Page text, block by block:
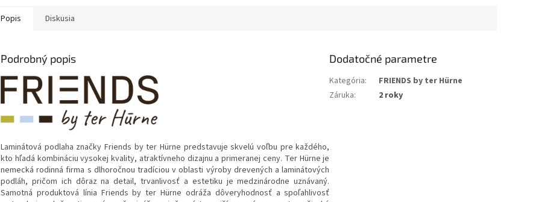
Popis Diskusia
Podrobný popis
Laminátová podlaha značky Friends by ter Hürne predstavuje skvelú voľbu pre každého,
kto hľadá kombináciu vysokej kvality, atraktívneho dizajnu a primeranej ceny. Ter Hürne je
nemecká rodinná firma s dlhoročnou tradíciou v oblasti výroby drevených a laminátových
podláh, pričom ich dôraz na detail, trvanlivosť a estetiku je medzinárodne uznávaný.
Samotná produktová línia Friends by ter Hürne odráža dôveryhodnosť a spoľahlivosť
Dodatočné parametre
Kategória:
FRIENDS by ter Hürne
Záruka: 2 roky